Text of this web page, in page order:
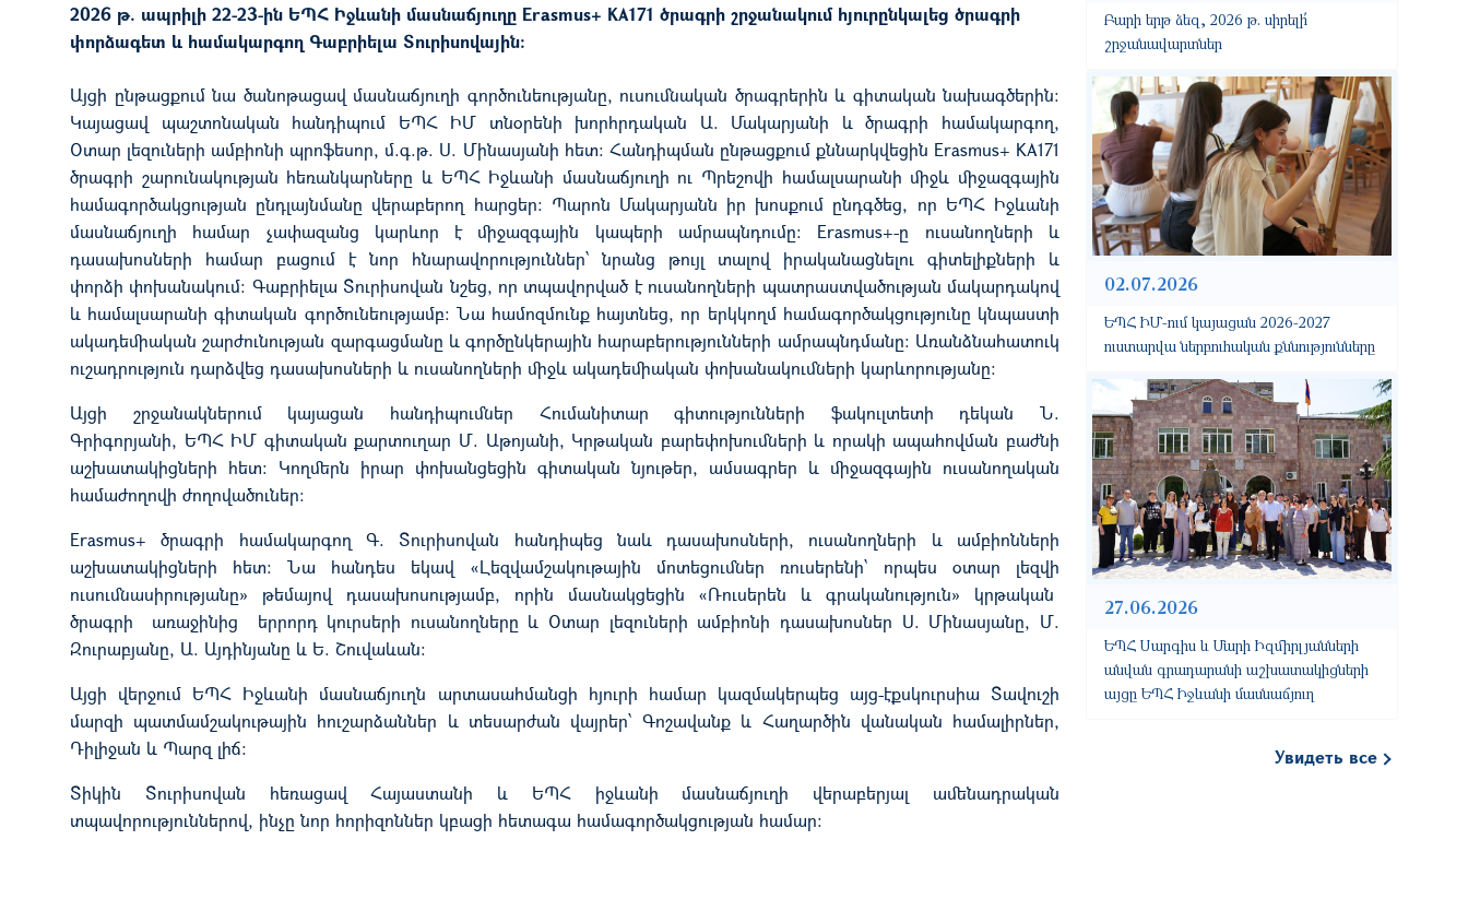
2026 թ. ապրիլի 22-23-ին ԵՊՀ Իջևանի մասնաճյուղը Erasmus+ KA171 ծրագրի շրջանակում հյուրընկալեց ծրագրի
փորձագետ և համակարգող Գաբրիելա Տուրիսովային:
Այցի ընթացքում նա ծանոթացավ մասնաճյուղի գործունեությանը, ուսումնական ծրագրերին և գիտական նախագծերին:
Կայացավ պաշտոնական հանդիպում ԵՊՀ ԻՄ տնօրենի խորհրդական Ա. Մակարյանի ևծրագրի համակարգող,
Օտար լեզուների ամբիոնի պրոֆեսոր, մ.գ.թ. Ս. Մինասյանի հետ: Հանդիպման ընթացքում քննարկվեցին Erasmus+ KA171
ծրագրի շարունակության հեռանկարները և ԵՊՀ Իջևանի մասնաճյուղի ու Պրեշովի համալսարանի միջև միջազգային
համագործակցության ընդլայնմանը վերաբերող հարցեր: Պարոն Մակարյանն իր խոսքում ընդգծեց, որ ԵՊՀ Իջևանի
մասնաճյուղի համար չափազանց կարևոր է միջազգային կապերի ամրապնդումը: Erasmus+-ը ուսանողների և
դասախոսների համար բացում է նոր հնարավորություններ՝նրանց թույլ տալով իրականացնելուգիտելիքների և
փորձի փոխանակում: Գաբրիելա Տուրիսովան նշեց, որ տպավորված է ուսանողների պատրաստվածության մակարդակով
և համալսարանի գիտական գործունեությամբ: Նա համոզմունք հայտնեց, որ երկկողմ համագործակցությունը կնպաստի
ակադեմիական շարժունության զարգացմանը և գործընկերային հարաբերությունների ամրապնդմանը: Առանձնահատուկ
ուշադրություն դարձվեց դասախոսների և ուսանողների միջև ակադեմիական փոխանակումների կարևորությանը:
Այցի շրջանակներում կայացան հանդիպումներ Հումանիտարգիտությունների ֆակուլտետի դեկան Ն.
Գրիգորյանի, ԵՊՀ ԻՄ գիտական քարտուղար Մ. Աթոյանի, Կրթական բարեփոխումների և որակի ապահովման բաժնի
աշխատակիցների հետ: Կողմերն իրար փոխանցեցին գիտական նյութեր, ամսագրեր և միջազգային ուսանողական
համաժողովի ժողովածուներ:
Erasmus+ ծրագրի համակարգող Գ. Տուրիսովան հանդիպեց նաև դասախոսների, ուսանողների և ամբիոնների
աշխատակիցների հետ:Նա հանդես եկավ «Լեզվամշակութային մոտեցումներ ռուսերենի՝ որպես օտար լեզվի
ուսումնասիրությանը» թեմայով դասախոսությամբ, որին մասնակցեցին «Ռուսերեն և գրականություն» կրթական
ծրագրի առաջինից երրորդ կուրսերի ուսանողները և Օտար լեզուների ամբիոնի դասախոսներ Ս. Մինասյանը, Մ.
Զուրաբյանը, Ա. Այդինյանը և Ե. Շուվաևան:
Այցի վերջում ԵՊՀ Իջևանի մասնաճյուղն արտասահմանցի հյուրի համար կազմակերպեց այց-էքսկուրսիա Տավուշի
մարզի պատմամշակութային հուշարձաններ և տեսարժան վայրեր՝ Գոշավանք և Հաղարծին վանական համալիրներ,
Դիլիջան և Պարզ լիճ:
Տիկին Տուրիսովան հեռացավՀայաստանի և ԵՊՀ իջևանի մասնաճյուղի վերաբերյալ ամենադրական
տպավորություններով, ինչը նոր հորիզոններ կբացի հետագա համագործակցության համար:
Բարի երթ ձեզ, 2026 թ. սիրելի՛
շրջանավարտներ
02.07.2026
ԵՊՀ ԻՄ-ում կայացան 2026-2027
ուստարվա ներբուհական քննությունները
27.06.2026
ԵՊՀ Սարգիս և Մարի Իզմիրլյանների
անվան գրադարանի աշխատակիցների
այցը ԵՊՀ Իջևանի մասնաճյուղ
Увидеть все